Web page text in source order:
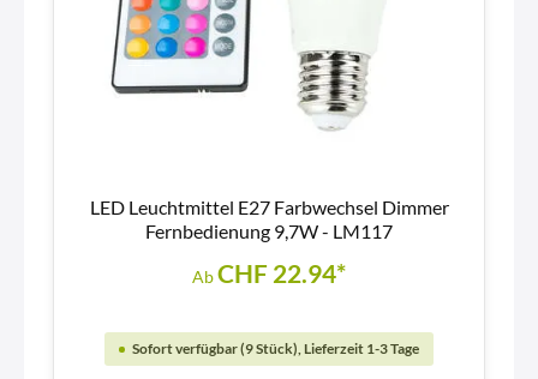
LED Leuchtmittel E27 Farbwechsel Dimmer
Fernbedienung 9,7W - LM117
AbCHF 22.94*
Sofort verfügbar (9 Stück), Lieferzeit 1-3 Tage